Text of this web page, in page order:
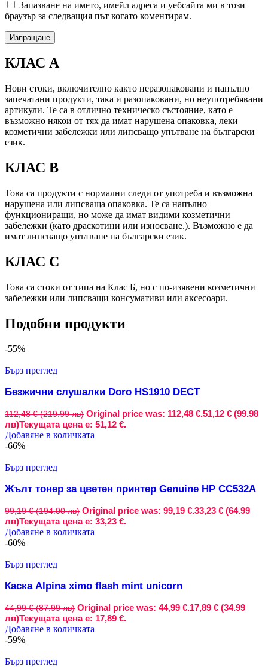
Запазване на името, имейл адреса и уебсайта ми в този
браузър за следващия път когато коментирам.
КЛАС А
Нови стоки, включително както неразопаковани и напълно
запечатани продукти, така и разопаковани, но неупотребявани
артикули. Те са в отлично техническо състояние, като е
възможно някои от тях да имат нарушена опаковка, леки
козметични забележки или липсващо упътване на български
език.
КЛАС B
Това са продукти с нормални следи от употреба и възможна
нарушена или липсваща опаковка. Те са напълно
функциониращи, но може да имат видими козметични
забележки (като драскотини или износване.). Възможно е да
имат липсващо упътване на български език.
КЛАС C
Това са стоки от типа на Клас Б, но с по-изявени козметични
забележки или липсващи консумативи или аксесоари.
Подобни продукти
-55%
Бърз преглед
Безжични слушалки Doro HS1910 DECT
112,48 € (219.99 лв) Original price was: 112,48 €.51,12 € (99.98
лв)Текущата цена е: 51,12 €.
Добавяне в количката
-66%
Бърз преглед
Жълт тонер за цветен принтер Genuine HP CC532A
99,19 € (194.00 лв) Original price was: 99,19 €.33,23 € (64.99
лв)Текущата цена е: 33,23 €.
Добавяне в количката
-60%
Бърз преглед
Каска Alpina ximo flash mint unicorn
44,99 € (87.99 лв) Original price was: 44,99 €.17,89 € (34.99
лв)Текущата цена е: 17,89 €.
Добавяне в количката
-59%
Бърз преглед